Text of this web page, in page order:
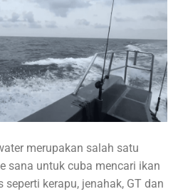
merupakan salah satu
sana untuk cuba mencari ikan
kerapu, jenahak, GT dan